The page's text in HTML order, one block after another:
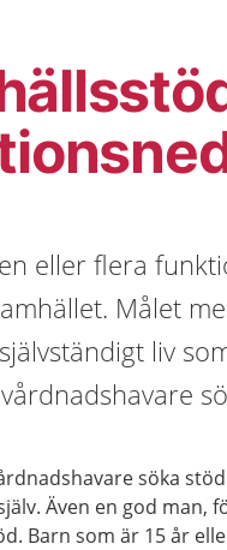
eller flera
Målet
liv
söka
Även en god
Barn som är 15 år